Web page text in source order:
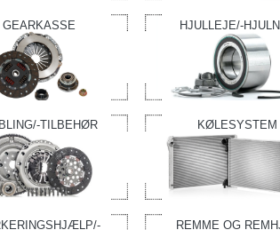
GEARKASSE HJULLEJE/-
TILBEHØR KØLESYSTEM
REMME OG